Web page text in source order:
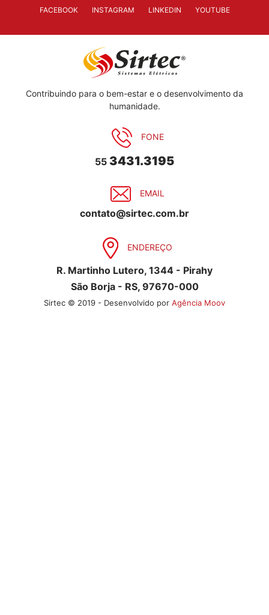
FACEBOOK INSTAGRAM LINKEDIN YOUTUBE
Contribuindo para o bem-estar e o desenvolvimento da
humanidade.
FONE
55 3431.3195
EMAIL
contato@sirtec.com.br
ENDEREÇO
R. Martinho Lutero, 1344 - Pirahy
São Borja - RS, 97670-000
Sirtec © 2019 - Desenvolvido por Agência Moov